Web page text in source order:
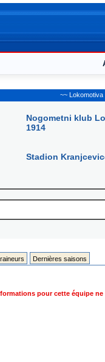
~~ Lokomotiva
Nogometni klub
1914
Stadion
Dernières saisons
pour cette équipe